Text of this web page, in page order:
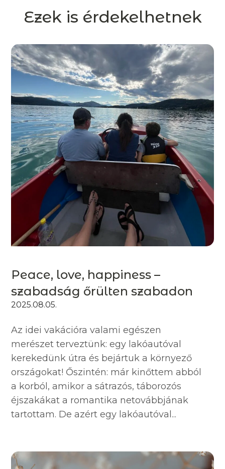
Ezek is érdekelhetnek
Peace, love, happiness –
szabadság őrülten szabadon
2025.08.05.
Az idei vakációra valami egészen
merészet terveztünk: egy lakóautóval
kerekedünk útra és bejártuk a környező
országokat! Őszintén: már kinőttem abból
a korból, amikor a sátrazós, táborozós
éjszakákat a romantika netovábbjának
tartottam. De azért egy lakóautóval...